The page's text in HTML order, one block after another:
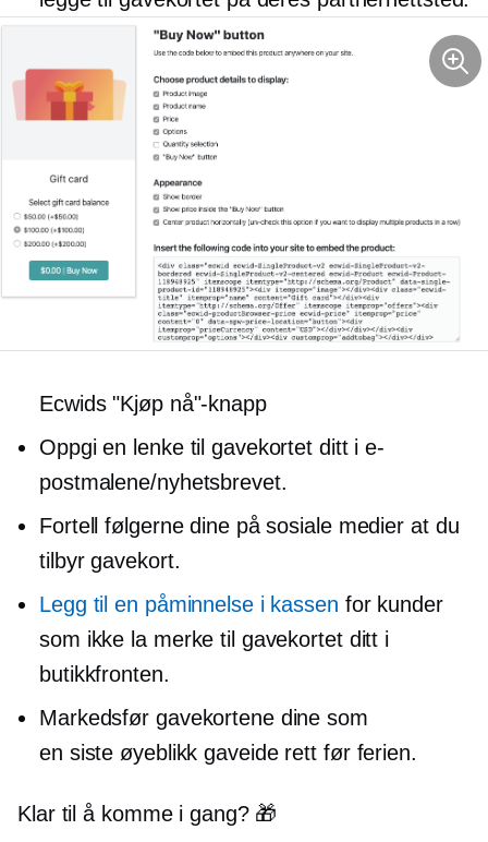
Ecwids "Kjøp nå"-knapp
Oppgi en lenke til gavekortet ditt i e-
postmalene/nyhetsbrevet.
Fortell følgerne dine på sosiale medier at du
tilbyr gavekort.
Legg til en påminnelse i kassen for kunder
som ikke la merke til gavekortet ditt i
butikkfronten.
Markedsfør gavekortene dine som
en siste øyeblikk gaveide rett før ferien.
Klar til å komme i gang? 🎁